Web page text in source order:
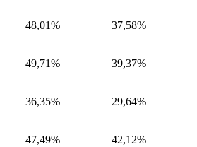
48,01% 37,58%
49,71% 39,37%
36,35% 29,64%
47,49% 42,12%